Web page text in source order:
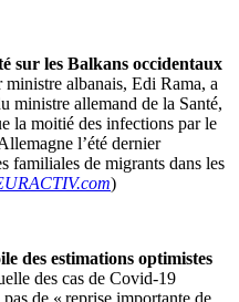
sur les Balkans occidentaux
ministre albanais, Edi Rama, a
ministre allemand de la Santé,
la moitié des infections par le
l’été dernier
familiales de migrants dans les
)
des estimations optimistes
des cas de Covid-19